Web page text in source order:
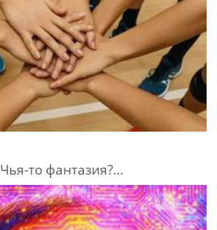
Чья-то фантазия?...